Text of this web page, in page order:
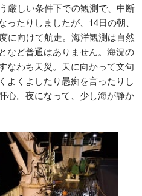
厳しい条件下での観測で、中断
ったりしましたが、 14日の朝、
度に向けて航走。海洋観測は自然
など普通はありません。海況の
なわち天災。天に向かって文句
よくよしたり愚痴を言ったりし
心。夜になって、少し海が静か